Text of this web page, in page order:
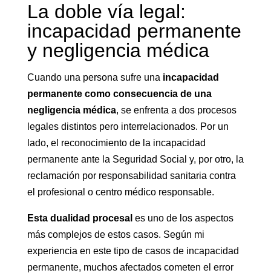
La doble vía legal:
incapacidad permanente
y negligencia médica
Cuando una persona sufre una incapacidad
permanente como consecuencia de una
negligencia médica, se enfrenta a dos procesos
legales distintos pero interrelacionados. Por un
lado, el reconocimiento de la incapacidad
permanente ante la Seguridad Social y, por otro, la
reclamación por responsabilidad sanitaria contra
el profesional o centro médico responsable.
Esta dualidad procesal es uno de los aspectos
más complejos de estos casos. Según mi
experiencia en este tipo de casos de incapacidad
permanente, muchos afectados cometen el error